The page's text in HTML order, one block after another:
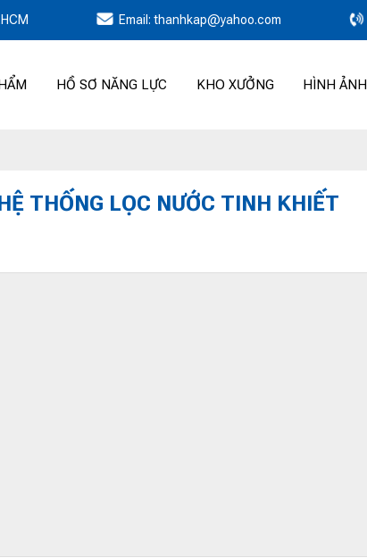
Email: thanhkap@yahoo.com
HỒ SƠ NĂNG LỰC KHO XƯỞNG HÌNH ẢNH
THỐNG LỌC NƯỚC TINH KHIẾT